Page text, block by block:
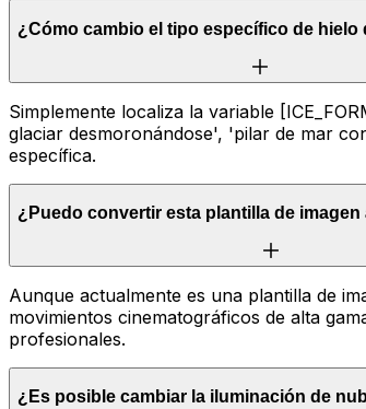
¿Cómo cambio el tipo específico de hielo
Simplemente localiza la variable
glaciar desmoronándose', 'pilar de mar
específica.
¿Puedo convertir esta plantilla de
Aunque actualmente es una plantilla de
movimientos cinematográficos de alta
profesionales.
¿Es posible cambiar la iluminación de